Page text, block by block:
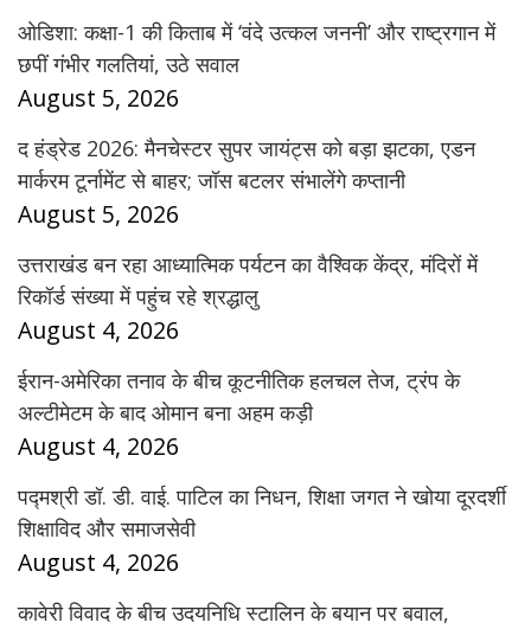
ओडिशा: कक्षा-1 की किताब में ‘वंदे उत्कल जननी’ और राष्ट्रगान में
छपीं गंभीर गलतियां, उठे सवाल
August 5, 2026
द हंड्रेड 2026: मैनचेस्टर सुपर जायंट्स को बड़ा झटका, एडन
मार्करम टूर्नामेंट से बाहर; जॉस बटलर संभालेंगे कप्तानी
August 5, 2026
उत्तराखंड बन रहा आध्यात्मिक पर्यटन का वैश्विक केंद्र, मंदिरों में
रिकॉर्ड संख्या में पहुंच रहे श्रद्धालु
August 4, 2026
ईरान-अमेरिका तनाव के बीच कूटनीतिक हलचल तेज, ट्रंप के
अल्टीमेटम के बाद ओमान बना अहम कड़ी
August 4, 2026
पद्मश्री डॉ. डी. वाई. पाटिल का निधन, शिक्षा जगत ने खोया दूरदर्शी
शिक्षाविद और समाजसेवी
August 4, 2026
कावेरी विवाद के बीच उदयनिधि स्टालिन के बयान पर बवाल,